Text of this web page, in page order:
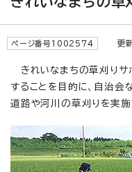
ページ番号1002574 更
きれいなまちの草刈りサ
することを目的に、自治会
道路や河川の草刈りを実施